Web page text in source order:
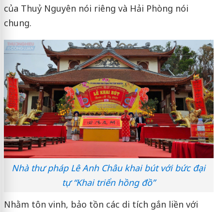
của Thuỷ Nguyên nói riêng và Hải Phòng nói
chung.
Nhà thư pháp Lê Anh Châu khai bút với bức đại
tự “Khai triển hồng đồ”
Nhằm tôn vinh, bảo tồn các di tích gắn liền với